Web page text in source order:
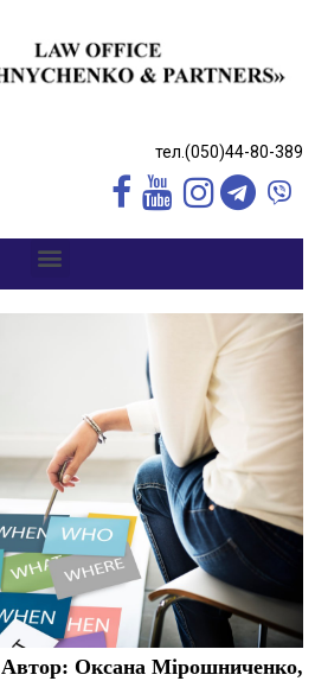
тел.(050)44-80-389
Автор: Оксана Мірошниченко,